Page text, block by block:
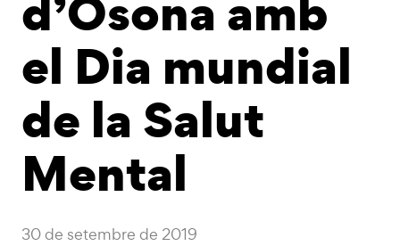
el Dia mundial
de la Salut
Mental
30 de setembre de 2019